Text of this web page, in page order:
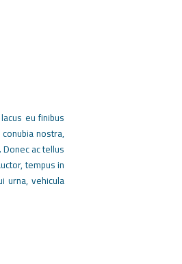
eu finibus
nostra,
ac tellus
tempus in
urna, vehicula